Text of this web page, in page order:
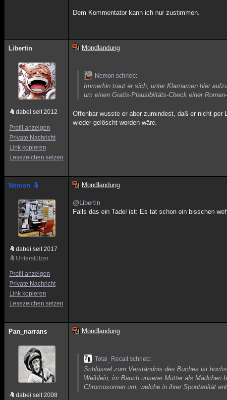
Dem Kommentator kann ich nur zustimmen.
Libertin
dabei seit 2012
Profil anzeigen
Private Nachricht
Link kopieren
Lesezeichen setzen
Mondlandung
Nemon schrieb:
Immerhin traut er sich, unter Klarnamen hier
um einen Gratis-Plausiblitäts-Check einer
Offenbar wusste er aber zumindest, daß er nicht
wieder gelöscht worden wäre.
Nemon
dabei seit 2017
Unterstützer
Profil anzeigen
Private Nachricht
Link kopieren
Lesezeichen setzen
Mondlandung
@Libertin
Falls das ein Tadel ist: Es tat schon ein bisschen
Pan_narrans
dabei seit 2008
Mondlandung
Total_Recall schrieb:
Schlüssel zum Verständnis des Buches ist
Weiblein, im Bauch unserer Mütter als Mädchen
Chromosomen um, welche in ihrer Spontanität